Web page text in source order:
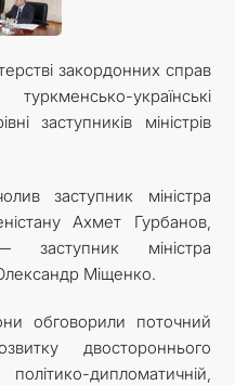
закордонних справ
українські
заступників міністрів
заступник міністра
Ахмет Гурбанов,
заступник міністра
Міщенко.
обговорили поточний
двостороннього
дипломатичній,